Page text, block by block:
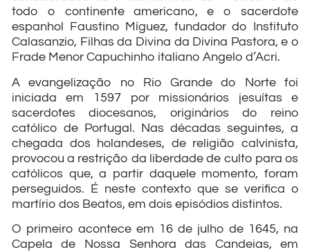
todo o continente americano, e o sacerdote
espanhol Faustino Míguez, fundador do Instituto
Calasanzio, Filhas da Divina da Divina Pastora, e o
Frade Menor Capuchinho italiano Angelo d’Acri.
A evangelização no Rio Grande do Norte foi
iniciada em 1597 por missionários jesuítas e
sacerdotes diocesanos, originários do reino
católico de Portugal. Nas décadas seguintes, a
chegada dos holandeses, de religião calvinista,
provocou a restrição da liberdade de culto para os
católicos que, a partir daquele momento, foram
perseguidos. É neste contexto que se verifica o
martírio dos Beatos, em dois episódios distintos.
O primeiro acontece em 16 de julho de 1645, na
Capela de Nossa Senhora das Candeias, em